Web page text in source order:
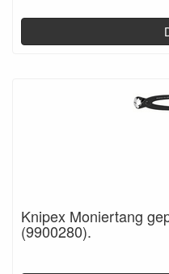
Knipex Moniertang
(9900280).